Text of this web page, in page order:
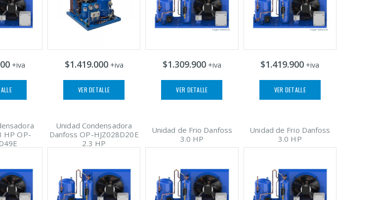
+iva $1.419.000+iva
VER DETALLE
$1.309.900+iva
VER DETALLE
$1.419.900 +iva
VER DETALLE
HP OP-
Unidad Condensadora
Danfoss OP-HJZ028D20E
2.3 HP
Unidad de Frio Danfoss
3.0 HP
Unidad de Frio Danfoss
3.0 HP